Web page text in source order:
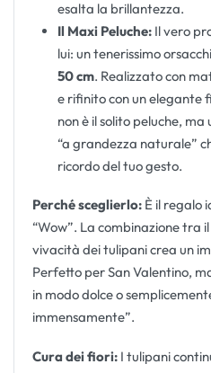
esalta la brillantezza.
Il Maxi Peluche: Il vero
lui: un tenerissimo
50 cm. Realizzato con
e rifinito con un elegante
non è il solito peluche,
“a grandezza naturale”
ricordo del tuo gesto.
Perché sceglierlo: È il regalo
“Wow”. La combinazione tra
vivacità dei tulipani crea un
Perfetto per San Valentino,
in modo dolce o
immensamente”.
Cura dei fiori: I tulipani